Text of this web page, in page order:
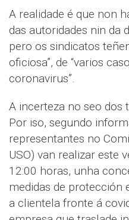
A realidade é que non
das autoridades nin da
pero os sindicatos
oficiosa”, de “varios
coronavirus”.
A incerteza no seo dos
Por iso, segundo
representantes no
USO) van realizar este
12:00 horas, unha
medidas de protección
a clientela fronte á